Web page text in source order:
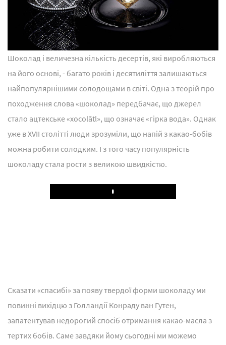
Шоколад і величезна кількість десертів, які виробляються
на його основі, - багато років і десятиліття залишаються
найпопулярнішими солодощами в світі. Одна з теорій про
походження слова «шоколад» передбачає, що джерел
стало ацтекське «xocolātl», що означає «гірка вода». Однак
уже в XVII столітті люди зрозуміли, що напій з какао-бобів
можна робити солодким. І з того часу популярність
шоколаду стала рости з великою швидкістю.
Play
Сказати «спасибі» за появу твердої форми шоколаду ми
повинні вихідцю з Голландії Конраду ван Гутен,
запатентував недорогий спосіб отримання какао-масла з
тертих бобів. Саме завдяки йому сьогодні ми можемо